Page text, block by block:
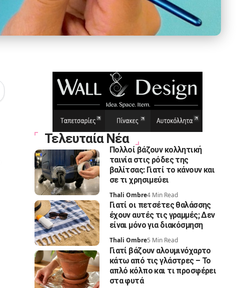
Τελευταία Νέα
Πολλοί βάζουν κολλητική
ταινία στις ρόδες της
βαλίτσας: Γιατί το κάνουν και
σε τι χρησιμεύει
Thali Ombre4 Min Read
Γιατί οι πετσέτες θαλάσσης
έχουν αυτές τις γραμμές; Δεν
είναι μόνο για διακόσμηση
Thali Ombre5 Min Read
Γιατί βάζουν αλουμινόχαρτο
κάτω από τις γλάστρες – Το
απλό κόλπο και τι προσφέρει
στα φυτά